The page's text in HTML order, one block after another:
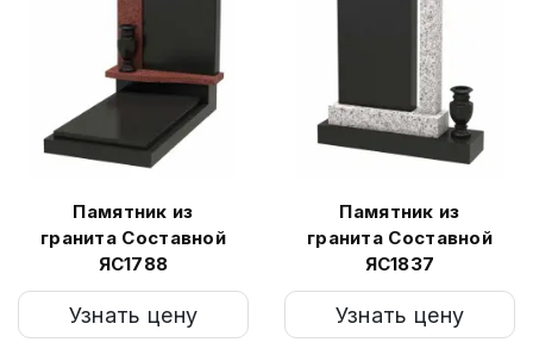
Памятник из
гранита Составной
ЯС1788
Узнать цену
Памятник из
гранита Составной
ЯС1837
Узнать цену